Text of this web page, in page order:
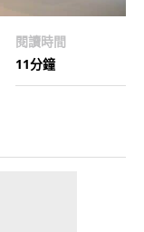
閱讀時間
11分鐘